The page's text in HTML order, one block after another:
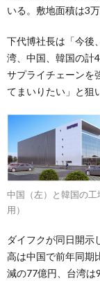
いる。敷地面積は3万
下代博社長は「今後
湾、中国、韓国の計
サプライチェーンを
てまいりたい」と狙
中国（左）と韓国の
用）
ダイフクが同日開示
高は中国で前年同期
減の77億円、台湾は